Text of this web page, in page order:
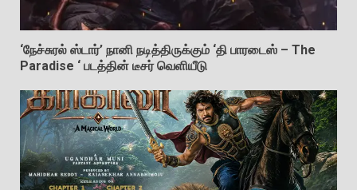
‘நேச்சுரல் ஸ்டார்’ நானி நடித்திருக்கும் ‘தி பாரடைஸ் – The
Paradise ‘ படத்தின் டீசர் வெளியீடு